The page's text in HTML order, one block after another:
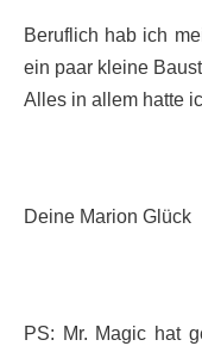
Beruflich hab ich
ein paar kleine
Alles in allem hatte
Deine Marion Glück
PS: Mr. Magic hat